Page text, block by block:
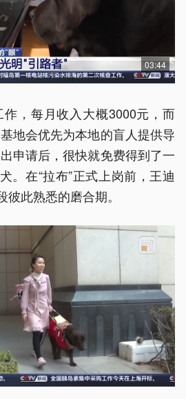
03:44
，每月收入大概3000元，而
地会优先为本地的盲人提供导
申请后，很快就免费得到了一
。在“拉布”正式上岗前，王迪
彼此熟悉的磨合期。